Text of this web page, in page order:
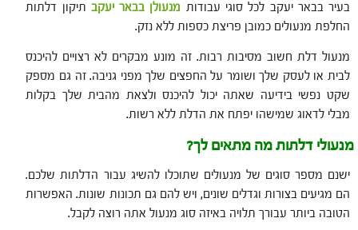
בעיר בבאר יעקב לכל סוגי עבודות מנעולן בבאר יעקב תיקון דלתות
החלפת מנעולים כמובן פריצת כספות ללא נזק.
מנעול דלת חשוב מסיבות רבות. זה מונע מבקרים לא רצויים להיכנס
לבית או לעסק שלך ושומר על החפצים שלך מפני גניבה. זה גם מספק
שקט נפשי בידיעה שאתה יכול להיכנס ולצאת מהבית שלך בקלות
מבלי לדאוג שמישהו יפתח את הדלת ללא רשות.
מנעולי דלתות מה מתאים לך?
ישנם מספר סוגים של מנעולים שתוכלו להשיג עבור הדלתות שלכם.
הם מגיעים בצורות וגדלים שונים, ויש להם גם תכונות שונות. האפשרות
הטובה ביותר עבורך תלויה באיזה סוג מנעול אתה רוצה לקבל.